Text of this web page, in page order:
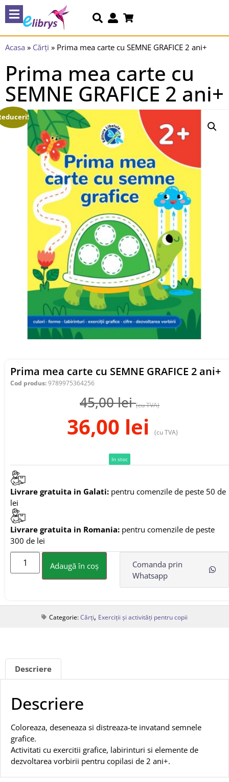
Acasa » Cărți » Prima mea carte cu SEMNE GRAFICE 2 ani+
Prima mea carte cu
SEMNE GRAFICE 2 ani+
Prima mea carte cu SEMNE GRAFICE 2 ani+
Cod produs:9789975364256
45,00lei (cu TVA)
36,00 lei (cu TVA)
In stoc
Livrare gratuita in Galati: pentru comenzile de peste 50 de
lei
Livrare gratuita in Romania: pentru comenzile de peste
300 de lei
Adaugă în coș
Comanda prin
Whatsapp
Categorie:Cărți, Exerciții și activități pentru copii
Descriere
Descriere
Coloreaza, deseneaza si distreaza-te invatand semnele
grafice.
Activitati cu exercitii grafice, labirinturi si elemente de
dezvoltarea vorbirii pentru copilasi de 2 ani+.